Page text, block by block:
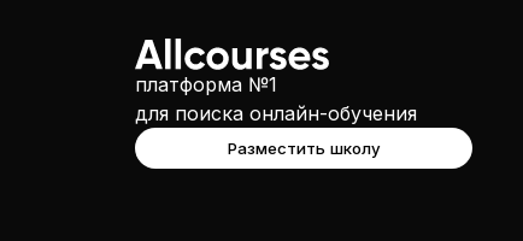
платформа №1
для поиска онлайн-обучения
Разместить школу